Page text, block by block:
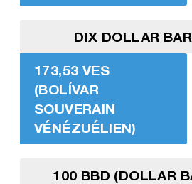
DIX DOLLAR
173,53 VES
(BOLÍVAR
SOUVERAIN
VÉNÉZUÉLIEN)
100 BBD (DOLLAR